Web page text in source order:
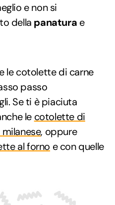
e non si
della panatura e
le cotolette di carne
passo
Se ti è piaciuta
le cotolette di
, oppure
al forno e con quelle